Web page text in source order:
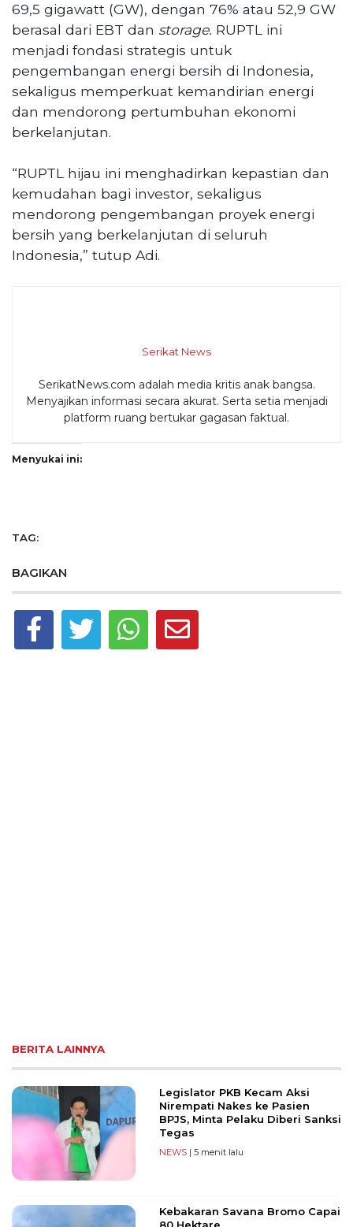
69,5 gigawatt (GW), dengan 76% atau 52,9 GW
berasal dari EBT dan storage. RUPTL ini
menjadi fondasi strategis untuk
pengembangan energi bersih di Indonesia,
sekaligus memperkuat kemandirian energi
dan mendorong pertumbuhan ekonomi
berkelanjutan.
“RUPTL hijau ini menghadirkan kepastian dan
kemudahan bagi investor, sekaligus
mendorong pengembangan proyek energi
bersih yang berkelanjutan di seluruh
Indonesia,” tutup Adi.
Serikat News
SerikatNews.com adalah media kritis anak bangsa.
Menyajikan informasi secara akurat. Serta setia menjadi
platform ruang bertukar gagasan faktual.
Menyukai ini:
TAG:
BAGIKAN
BERITA LAINNYA
Legislator PKB Kecam Aksi
Nirempati Nakes ke Pasien
BPJS, Minta Pelaku Diberi Sanksi
Tegas
NEWS| 5 menit lalu
Kebakaran Savana Bromo Capai
80 Hektare